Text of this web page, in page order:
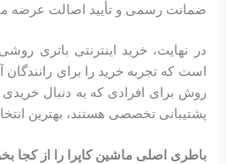
ضمانت رسمی و تأیید اصالت عرضه
در نهایت، خرید اینترنتی باتری
است که تجربه خرید را برای رانندگان
روش برای افرادی که به دنبال
پشتیبانی تخصصی هستند، بهترین
باطری اصلی ماشین کاپرا را از کجا